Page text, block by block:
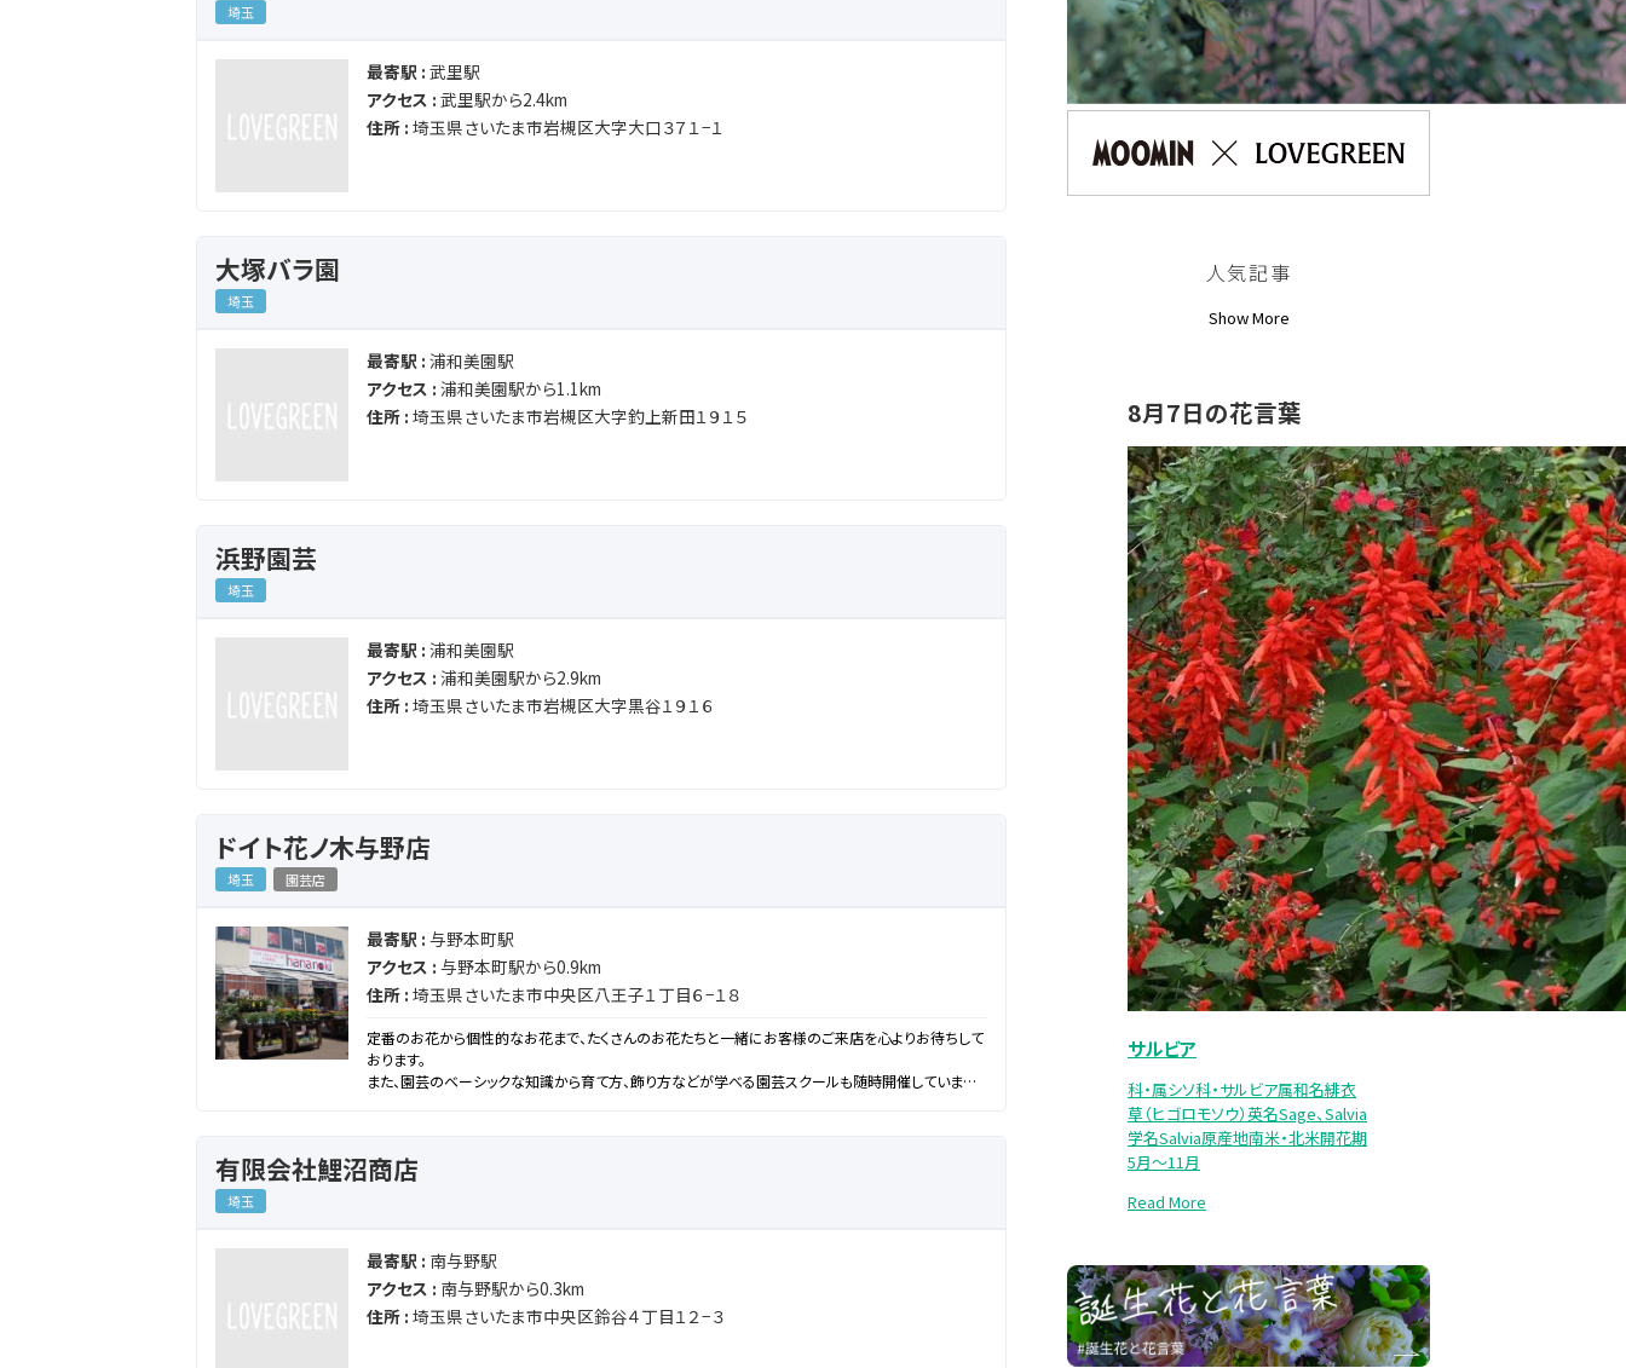
埼玉
最寄駅 : 武里駅
アクセス : 武里駅から2.4km
住所 : 埼玉県さいたま市岩槻区大字大口３７１−１
大塚バラ園
埼玉
最寄駅 : 浦和美園駅
アクセス : 浦和美園駅から1.1km
住所 : 埼玉県さいたま市岩槻区大字釣上新田１９１５
浜野園芸
埼玉
最寄駅 : 浦和美園駅
アクセス : 浦和美園駅から2.9km
住所 : 埼玉県さいたま市岩槻区大字黒谷１９１６
ドイト花ノ木与野店
埼玉 園芸店
最寄駅 : 与野本町駅
アクセス : 与野本町駅から0.9km
住所 : 埼玉県さいたま市中央区八王子１丁目６−１８
定番のお花から個性的なお花まで、たくさんのお花たちと一緒にお客様のご来店を心よりお待ちして
おります。
また、園芸のベーシックな知識から育て方、飾り方などが学べる園芸スクールも随時開催しています。
有限会社鯉沼商店
埼玉
最寄駅 : 南与野駅
アクセス : 南与野駅から0.3km
住所 : 埼玉県さいたま市中央区鈴谷４丁目１２−３
人気記事
Show More
8月7日の花言葉
サルビア
科・属シソ科・サルビア属和名緋衣
草（ヒゴロモソウ）英名Sage、Salvia
学名Salvia原産地南米・北米開花期
5月～11月
Read More